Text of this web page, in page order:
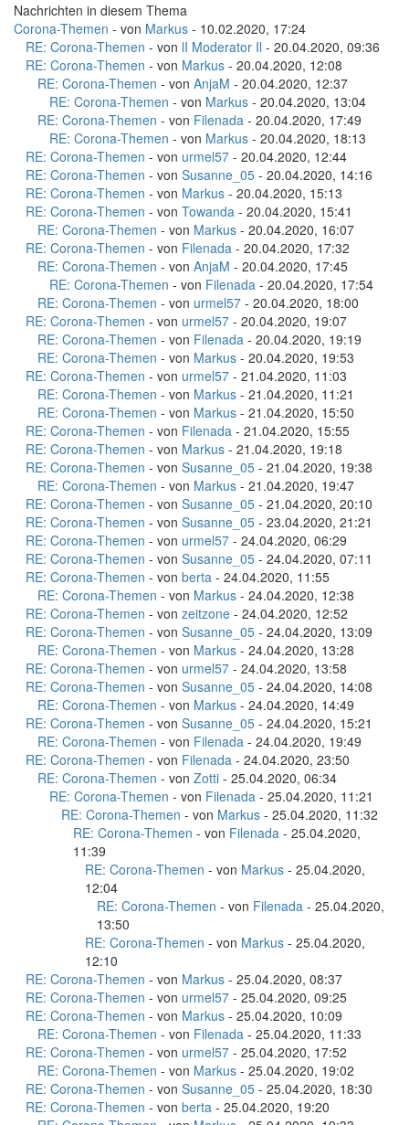
Nachrichten in diesem Thema
Corona-Themen - von Markus - 10.02.2020, 17:24
RE: Corona-Themen - von lI Moderator Il - 20.04.2020, 09:36
RE: Corona-Themen - von Markus - 20.04.2020, 12:08
RE: Corona-Themen - von AnjaM - 20.04.2020, 12:37
RE: Corona-Themen - von Markus - 20.04.2020, 13:04
RE: Corona-Themen - von Filenada - 20.04.2020, 17:49
RE: Corona-Themen - von Markus - 20.04.2020, 18:13
RE: Corona-Themen - von urmel57 - 20.04.2020, 12:44
RE: Corona-Themen - von Susanne_05 - 20.04.2020, 14:16
RE: Corona-Themen - von Markus - 20.04.2020, 15:13
RE: Corona-Themen - von Towanda - 20.04.2020, 15:41
RE: Corona-Themen - von Markus - 20.04.2020, 16:07
RE: Corona-Themen - von Filenada - 20.04.2020, 17:32
RE: Corona-Themen - von AnjaM - 20.04.2020, 17:45
RE: Corona-Themen - von Filenada - 20.04.2020, 17:54
RE: Corona-Themen - von urmel57 - 20.04.2020, 18:00
RE: Corona-Themen - von urmel57 - 20.04.2020, 19:07
RE: Corona-Themen - von Filenada - 20.04.2020, 19:19
RE: Corona-Themen - von Markus - 20.04.2020, 19:53
RE: Corona-Themen - von urmel57 - 21.04.2020, 11:03
RE: Corona-Themen - von Markus - 21.04.2020, 11:21
RE: Corona-Themen - von Markus - 21.04.2020, 15:50
RE: Corona-Themen - von Filenada - 21.04.2020, 15:55
RE: Corona-Themen - von Markus - 21.04.2020, 19:18
RE: Corona-Themen - von Susanne_05 - 21.04.2020, 19:38
RE: Corona-Themen - von Markus - 21.04.2020, 19:47
RE: Corona-Themen - von Susanne_05 - 21.04.2020, 20:10
RE: Corona-Themen - von Susanne_05 - 23.04.2020, 21:21
RE: Corona-Themen - von urmel57 - 24.04.2020, 06:29
RE: Corona-Themen - von Susanne_05 - 24.04.2020, 07:11
RE: Corona-Themen - von berta - 24.04.2020, 11:55
RE: Corona-Themen - von Markus - 24.04.2020, 12:38
RE: Corona-Themen - von zeitzone - 24.04.2020, 12:52
RE: Corona-Themen - von Susanne_05 - 24.04.2020, 13:09
RE: Corona-Themen - von Markus - 24.04.2020, 13:28
RE: Corona-Themen - von urmel57 - 24.04.2020, 13:58
RE: Corona-Themen - von Susanne_05 - 24.04.2020, 14:08
RE: Corona-Themen - von Markus - 24.04.2020, 14:49
RE: Corona-Themen - von Susanne_05 - 24.04.2020, 15:21
RE: Corona-Themen - von Filenada - 24.04.2020, 19:49
RE: Corona-Themen - von Filenada - 24.04.2020, 23:50
RE: Corona-Themen - von Zotti - 25.04.2020, 06:34
RE: Corona-Themen - von Filenada - 25.04.2020, 11:21
RE: Corona-Themen - von Markus - 25.04.2020, 11:32
RE: Corona-Themen - von Filenada - 25.04.2020,
11:39
RE: Corona-Themen - von Markus - 25.04.2020,
12:04
RE: Corona-Themen - von Filenada - 25.04.2020,
13:50
RE: Corona-Themen - von Markus - 25.04.2020,
12:10
RE: Corona-Themen - von Markus - 25.04.2020, 08:37
RE: Corona-Themen - von urmel57 - 25.04.2020, 09:25
RE: Corona-Themen - von Markus - 25.04.2020, 10:09
RE: Corona-Themen - von Filenada - 25.04.2020, 11:33
RE: Corona-Themen - von urmel57 - 25.04.2020, 17:52
RE: Corona-Themen - von Markus - 25.04.2020, 19:02
RE: Corona-Themen - von Susanne_05 - 25.04.2020, 18:30
RE: Corona-Themen - von berta - 25.04.2020, 19:20